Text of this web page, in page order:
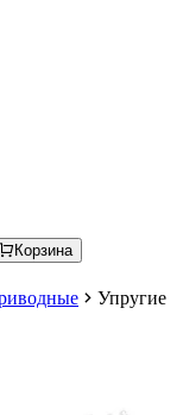
Корзина
Упругие